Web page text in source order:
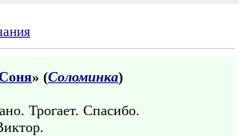
» (Соломинка)
Трогает. Спасибо.